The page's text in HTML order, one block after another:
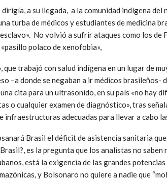
dirigía, a su llegada, a la comunidad indígena
turba de médicos y estudiantes de medicina
No volvió a sufrir ataques como los de
polaco de xenofobia»,
que trabajó con salud indígena en un lugar de
–a donde se negaban a ir médicos brasileños-
cita para un ultrasonido, en su país «no hay
o cualquier examen de diagnóstico», tras
infraestructuras adecuadas para llevar a cabo
Brasil el déficit de asistencia sanitaria
es la pregunta que los analistas no
está la exigencia de las grandes
y Bolsonaro no quiere a nadie que